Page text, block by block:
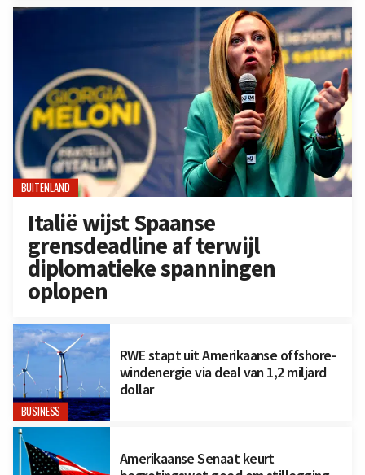
BUITENLAND
Italië wijst Spaanse
grensdeadline af terwijl
diplomatieke spanningen
oplopen
BUSINESS
RWE stapt uit Amerikaanse offshore-
windenergie via deal van 1,2 miljard
dollar
Amerikaanse Senaat keurt